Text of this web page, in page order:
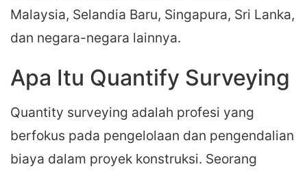
Malaysia, Selandia Baru, Singapura, Sri Lanka,
dan negara-negara lainnya.
Apa Itu Quantify Surveying
Quantity surveying adalah profesi yang
berfokus pada pengelolaan dan pengendalian
biaya dalam proyek konstruksi. Seorang